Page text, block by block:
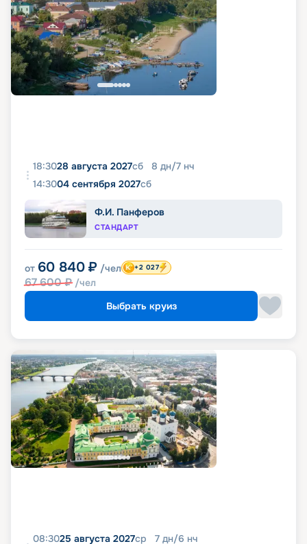
18:3028 августа 2027сб 8 дн/7 нч
14:3004 сентября 2027сб
Ф.И. Панферов
СТАНДАРТ
от 60 840 ₽ /чел
67 600₽ /чел
+2 027
Выбрать круиз
08:3025 августа 2027ср 7 дн/6 нч